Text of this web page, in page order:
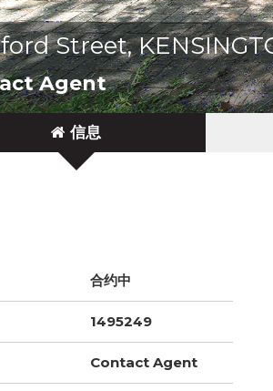
Street,
Agent
信息
合约中
1495249
Contact Agent